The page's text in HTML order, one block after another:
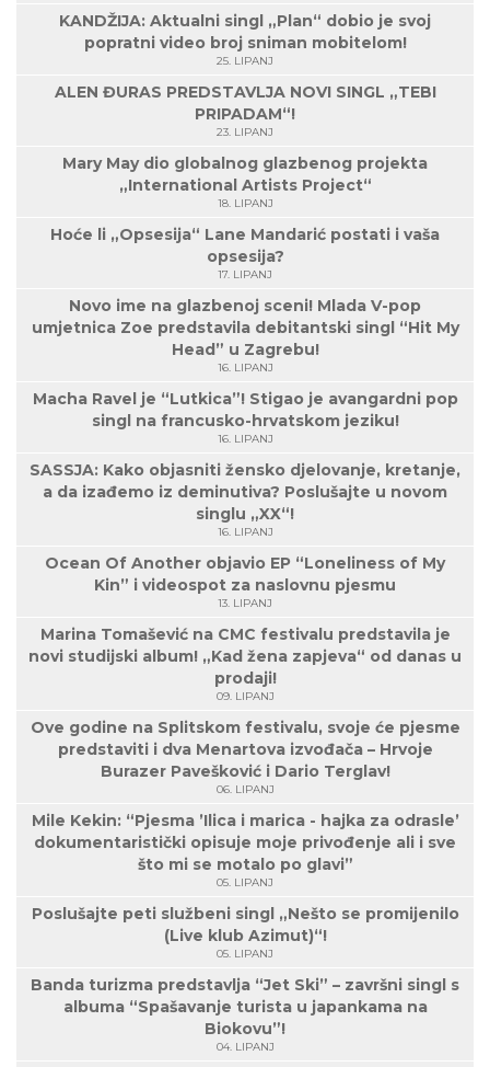
KANDŽIJA: Aktualni singl „Plan“ dobio je svoj
popratni video broj sniman mobitelom!
25. LIPANJ
ALEN ĐURAS PREDSTAVLJA NOVI SINGL „TEBI
PRIPADAM“!
23. LIPANJ
Mary May dio globalnog glazbenog projekta
„International Artists Project“
18. LIPANJ
Hoće li „Opsesija“ Lane Mandarić postati i vaša
opsesija?
17. LIPANJ
Novo ime na glazbenoj sceni! Mlada V-pop
umjetnica Zoe predstavila debitantski singl “Hit My
Head” u Zagrebu!
16. LIPANJ
Macha Ravel je “Lutkica”! Stigao je avangardni pop
singl na francusko-hrvatskom jeziku!
16. LIPANJ
SASSJA: Kako objasniti žensko djelovanje, kretanje,
a da izađemo iz deminutiva? Poslušajte u novom
singlu „XX“!
16. LIPANJ
Ocean Of Another objavio EP “Loneliness of My
Kin” i videospot za naslovnu pjesmu
13. LIPANJ
Marina Tomašević na CMC festivalu predstavila je
novi studijski album! „Kad žena zapjeva“ od danas u
prodaji!
09. LIPANJ
Ove godine na Splitskom festivalu, svoje će pjesme
predstaviti i dva Menartova izvođača – Hrvoje
Burazer Pavešković i Dario Terglav!
06. LIPANJ
Mile Kekin: “Pjesma ’Ilica i marica - hajka za odrasle’
dokumentaristički opisuje moje privođenje ali i sve
što mi se motalo po glavi”
05. LIPANJ
Poslušajte peti službeni singl „Nešto se promijenilo
(Live klub Azimut)“!
05. LIPANJ
Banda turizma predstavlja “Jet Ski” – završni singl s
albuma “Spašavanje turista u japankama na
Biokovu”!
04. LIPANJ